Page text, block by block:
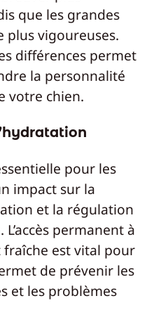
que les grandes
plus vigoureuses.
différences permet
la personnalité
votre chien.
pour les
impact sur la
et la régulation
permanent à
est vital pour
de prévenir les
et les problèmes